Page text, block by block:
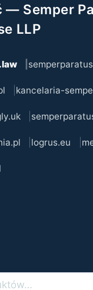
— Semper
LLP
kancelaria-
logrus.eu